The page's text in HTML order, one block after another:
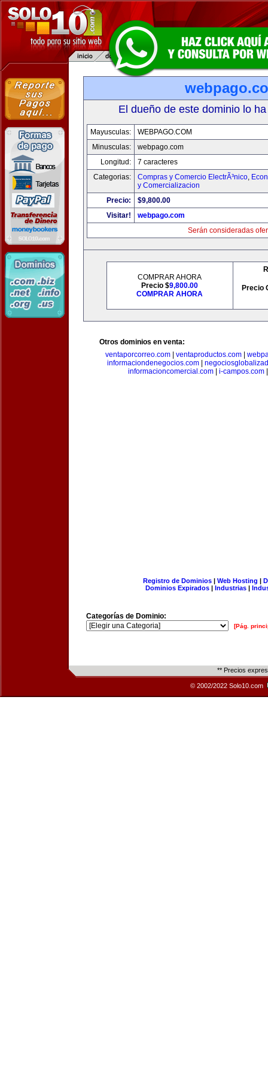
El dueño de este dominio lo
Mayusculas:
WEBPAGO.COM
Minusculas:
webpago.com
Longitud:
7 caracteres
Categorias:
Compras y Comercio ElectrÃ³nico,
y Comercializacion
Precio:
$9,800.00
Visitar!
webpago.com
Serán consideradas
COMPRAR AHORA
Precio $9,800.00
COMPRAR AHORA
Precio
Otros dominios en venta:
ventaporcorreo.com
ventaproductos.com
informaciondenegocios.com|
informacioncomercial.com| i-campos.com
Registro de Dominios| Web Hosting |
Dominios Expirados | Industrias |
Categorías de Dominio:
[Pág.
** Precios
© 2002/2022 Solo10.com